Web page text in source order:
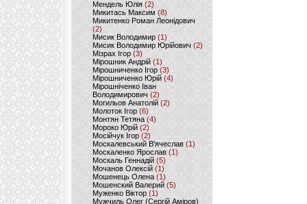
Мендель Юлія (2)
Микитась Максим (8)
Микитенко Роман Леонідович
(2)
Мисик Володимир (1)
Мисик Володимир Юрійович(2)
Мізрах Ігор(3)
Мірошник Андрій(1)
Мірошниченко Ігор (3)
Мірошниченко Юрій(4)
Мірошніченко Іван
Володимирович (2)
Могильов Анатолій (2)
Молоток Ігор (6)
Монтян Тетяна (4)
Мороко Юрій(2)
Мосійчук Ігор (2)
Москалевський В'ячеслав (1)
Москаленко Ярослав (1)
Москаль Геннадій (5)
Мочанов Олексій(1)
Мошенець Олена(1)
Мошенский Валерий (5)
Муженко Віктор (1)
Мужчиль Олег (Сергій Аміров)